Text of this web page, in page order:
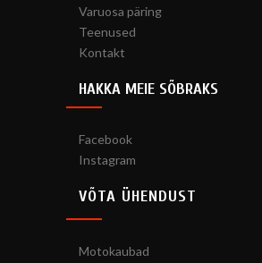
Varuosa päring
Teenused
Kontakt
HAKKA MEIE SÕBRAKS
Facebook
Instagram
VÕTA ÜHENDUST
Motokaubad